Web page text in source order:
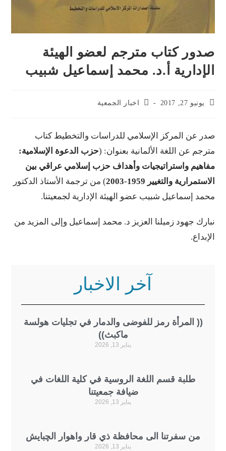
صدور كتاب مترجم لعضو الهيئة
الإدارية أ.د. محمد إسماعيل شبيب
يونيو 27, 2017 اخبار الجمعية
صدر عن المركز الإسلامي للدراسات والتخطيط كتاب
مترجم عن اللغة الألمانية بعنوان: (حزب الدعوة الإسلامية:
مفاهيم واستراتيجيات وأهداف حزب إسلامي عراقي بين
الاستمرارية والتغيير 1959-2003
) من ترجمة الأستاذ الدكتور
محمد إسماعيل شبيب عضو الهيئة الإدارية لجمعيتنا.
نبارك جهود زميلنا العزيز د. محمد إسماعيل وإلى المزيد من
الإبداع.
آخر الاخبار
(( المرأة رمز للفوضى والدمار في تجليات هولسة
ماكبث))
يناير 13, 2026
طلبة قسم اللغة الروسية في كلية اللغات في
ضيافة جمعيتنا
يناير 13, 2026
من سفرتنا الى محافظة ذي قار واهوار الچبايش
يناير 13, 2026